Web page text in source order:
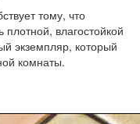
тому, что
плотной, влагостойкой
экземпляр, который
комнаты.